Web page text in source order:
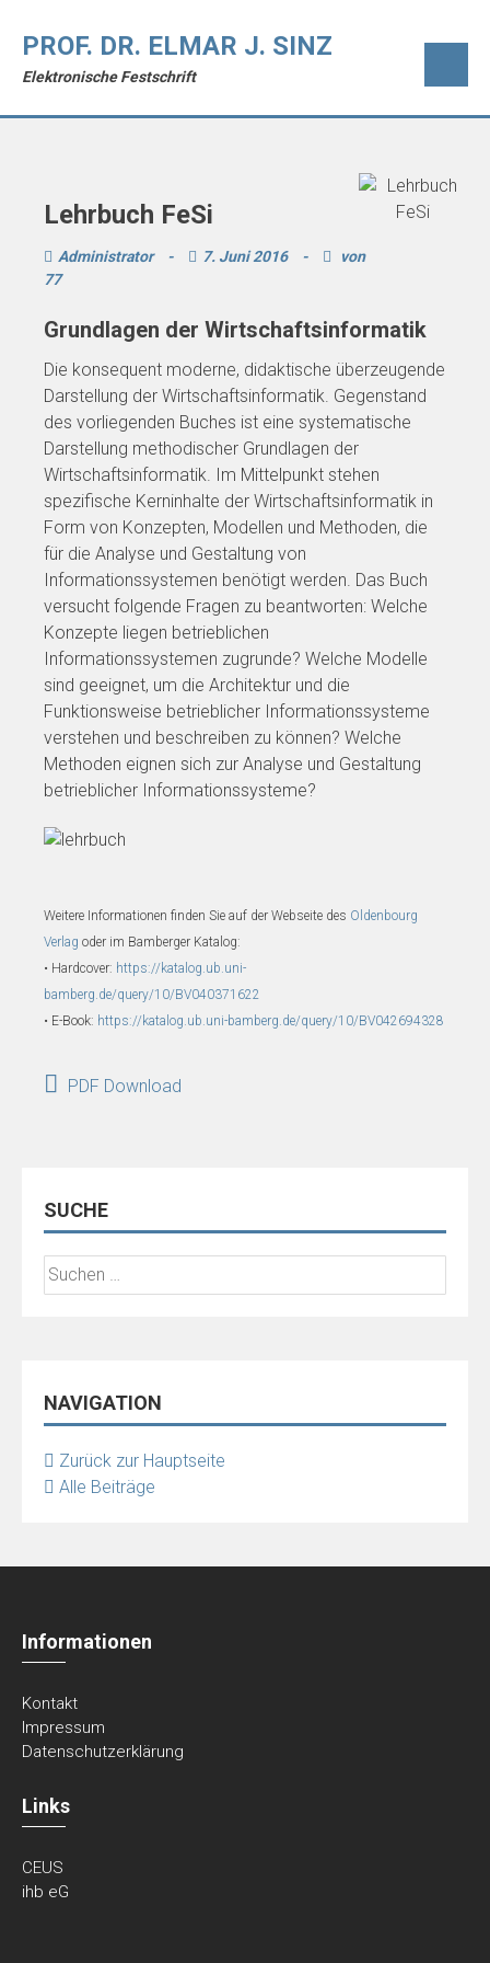
PROF. DR. ELMAR J. SINZ
Elektronische Festschrift
Lehrbuch FeSi
Administrator - 7. Juni 2016 -
von
77
Grundlagen der Wirtschaftsinformatik
Die konsequent moderne, didaktische überzeugende
Darstellung der Wirtschaftsinformatik. Gegenstand
des vorliegenden Buches ist eine systematische
Darstellung methodischer Grundlagen der
Wirtschaftsinformatik. Im Mittelpunkt stehen
spezifische Kerninhalte der Wirtschaftsinformatik in
Form von Konzepten, Modellen und Methoden, die
für die Analyse und Gestaltung von
Informationssystemen benötigt werden. Das Buch
versucht folgende Fragen zu beantworten: Welche
Konzepte liegen betrieblichen
Informationssystemen zugrunde? Welche Modelle
sind geeignet, um die Architektur und die
Funktionsweise betrieblicher Informationssysteme
verstehen und beschreiben zu können? Welche
Methoden eignen sich zur Analyse und Gestaltung
betrieblicher Informationssysteme?
Weitere Informationen finden Sie auf der Webseite des Oldenbourg
Verlag oder im Bamberger Katalog:
• Hardcover: https://katalog.ub.uni-
bamberg.de/query/10/BV040371622
• E-Book: https://katalog.ub.uni-bamberg.de/query/10/BV042694328
PDF Download
SUCHE
Suchen
nach:
NAVIGATION
Zurück zur Hauptseite
Alle Beiträge
Informationen
Kontakt
Impressum
Datenschutzerklärung
Links
CEUS
ihb eG